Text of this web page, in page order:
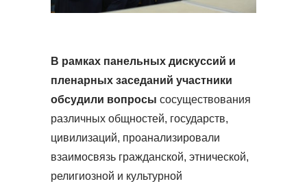
В рамках панельных дискуссий и
пленарных заседаний участники
обсудили вопросы сосуществования
различных общностей, государств,
цивилизаций, проанализировали
взаимосвязь гражданской, этнической,
религиозной и культурной